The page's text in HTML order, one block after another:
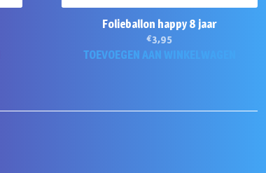
Folieballon happy 8 jaar
€3,95
TOEVOEGEN AAN WINKELWAGEN